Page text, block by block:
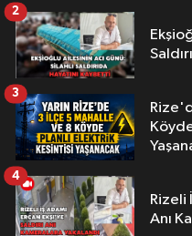
2
3
Rizeli
Anı
4